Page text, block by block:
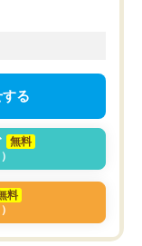
る
無料
料